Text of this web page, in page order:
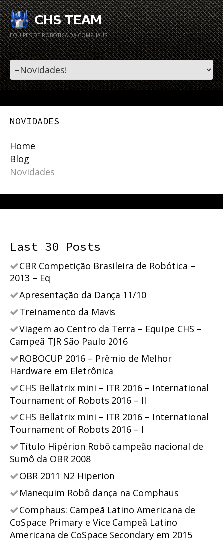
EQUIPES DE ROBÓTICA DA COMPHAUS
NOVIDADES
Home
Blog
Novidades
Last 30 Posts
CBR Competição Brasileira de Robótica –
2013 – Eq
Apresentação da Dança 11/10
Treinamento da Mavis
Viagem ao Centro da Terra – Equipe CHS –
Campeã TJR São Paulo 2016
ROBOCUP 2016 – Prêmio de Melhor
Hardware em Eletrônica
CHS Bellatrix mini – ITR 2016 – International
Tournament of Robots 2016 – II
CHS Bellatrix mini – ITR 2016 – International
Tournament of Robots 2016 – I
Título Hipérion Robô campeão nacional de
Sumô da OBR 2008
OBR 2011 N2 Hiperion
Manequim Robô dança na Comphaus
Comphaus: Campeã Latino Americana de
CoSpace Primary e Vice Campeã Latino
Americana de CoSpace Secondary em 2015